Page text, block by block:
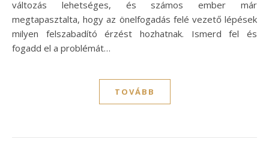
változás lehetséges, és számos ember már
megtapasztalta, hogy az önelfogadás felé vezető lépések
milyen felszabadító érzést hozhatnak. Ismerd fel és
fogadd el a problémát…
TOVÁBB